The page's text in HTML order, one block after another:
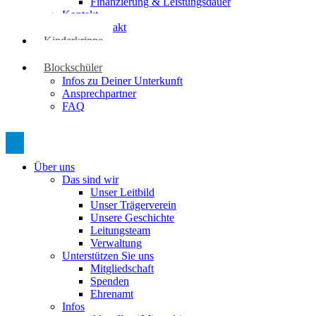
Kontakt
Kontakt
Kinderkrippe
Blockschüler
Infos zu Deiner Unterkunft
Ansprechpartner
FAQ
Über uns
Das sind wir
Unser Leitbild
Unser Trägerverein
Unsere Geschichte
Leitungsteam
Verwaltung
Unterstützen Sie uns
Mitgliedschaft
Spenden
Ehrenamt
Infos